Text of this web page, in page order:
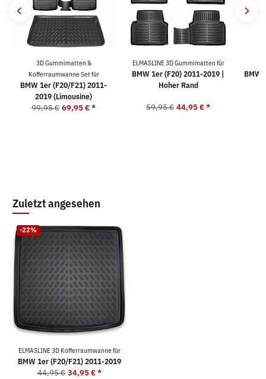
3D Gummimatten &
Kofferraumwanne Set für
BMW 1er (F20/F21) 2011-
2019 (Limousine)
99,95 € 69,95 €*
ELMASLINE 3D Gummimatten für
BMW 1er (F20) 2011-2019 |
Hoher Rand
59,95 € 44,95 €*
BMW
Zuletzt angesehen
-22%
ELMASLINE 3D Kofferraumwanne für
BMW 1er (F20/F21) 2011-2019
44,95 € 34,95 €*